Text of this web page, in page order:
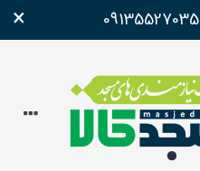
09135527035
×